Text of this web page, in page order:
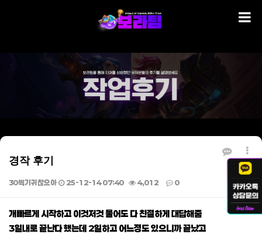
경작 후기
30찍기귀찮으아 25-12-14 07:40 4,012 0
본문
개빠르게 시작하고 이것저것 물어도 다 친절하게 대답해줌
3일내로 끝난다 했는데 2일하고 어느정도 있으니까 끝났고